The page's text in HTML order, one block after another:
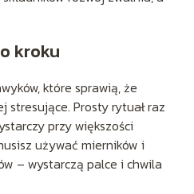
kroku
które sprawią, że
Prosty rytuał raz
przy większości
używać mierników i
– wystarczą palce i chwila